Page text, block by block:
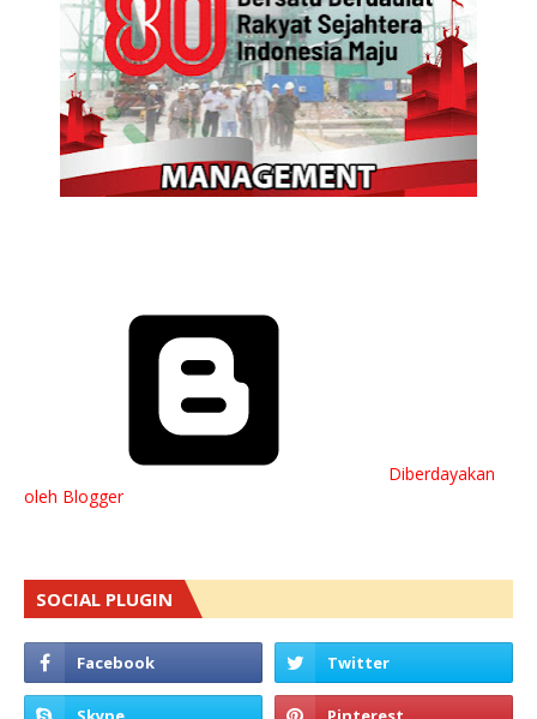
Diberdayakan
oleh Blogger
SOCIAL PLUGIN